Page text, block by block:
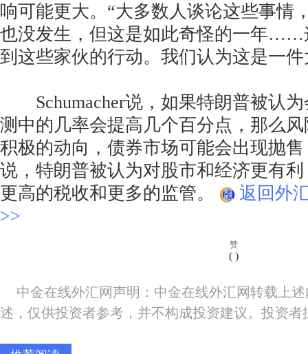
响可能更大。“大多数人谈论这些事情
也没发生，但这是如此奇怪的一年……
到这些家伙的行动。我们认为这是一件
Schumacher说，如果特朗普被认为
测中的几率会提高几个百分点，那么
积极的动向，债券市场可能会出现抛
说，特朗普被认为对股市和经济更有
更高的税收和更多的监管。
返回外
>>
赞
( )
中金在线外汇网声明：中金在线外汇网转载上
述，仅供投资者参考，并不构成投资建议。投资